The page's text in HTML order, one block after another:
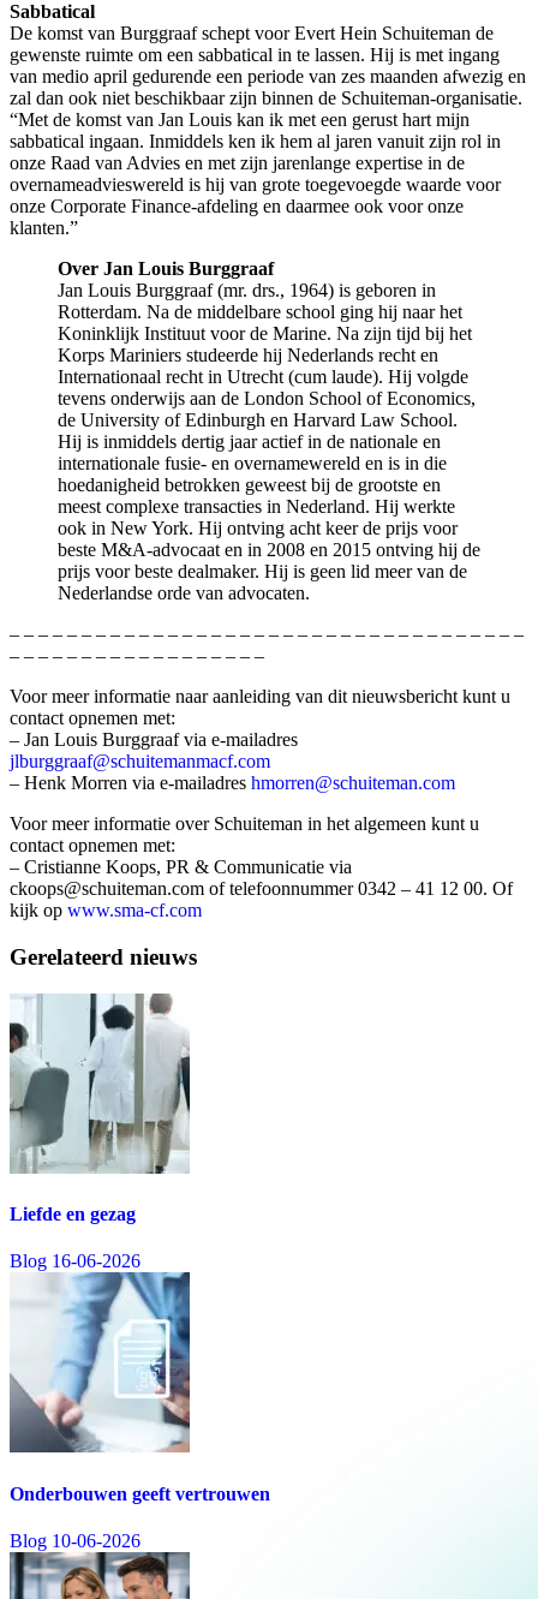
Sabbatical
De komst van Burggraaf schept voor Evert Hein Schuiteman de
gewenste ruimte om een sabbatical in te lassen. Hij is met ingang
van medio april gedurende een periode van zes maanden afwezig en
zal dan ook niet beschikbaar zijn binnen de Schuiteman-organisatie.
“Met de komst van Jan Louis kan ik met een gerust hart mijn
sabbatical ingaan. Inmiddels ken ik hem al jaren vanuit zijn rol in
onze Raad van Advies en met zijn jarenlange expertise in de
overnameadvieswereld is hij van grote toegevoegde waarde voor
onze Corporate Finance-afdeling en daarmee ook voor onze
klanten.”
Over Jan Louis Burggraaf
Jan Louis Burggraaf (mr. drs., 1964) is geboren in
Rotterdam. Na de middelbare school ging hij naar het
Koninklijk Instituut voor de Marine. Na zijn tijd bij het
Korps Mariniers studeerde hij Nederlands recht en
Internationaal recht in Utrecht (cum laude). Hij volgde
tevens onderwijs aan de London School of Economics,
de University of Edinburgh en Harvard Law School.
Hij is inmiddels dertig jaar actief in de nationale en
internationale fusie- en overnamewereld en is in die
hoedanigheid betrokken geweest bij de grootste en
meest complexe transacties in Nederland. Hij werkte
ook in New York. Hij ontving acht keer de prijs voor
beste M&A-advocaat en in 2008 en 2015 ontving hij de
prijs voor beste dealmaker. Hij is geen lid meer van de
Nederlandse orde van advocaten.
– – – – – – – – – – – – – – – – – – – – – – – – – – – – – – – – – – – –
– – – – – – – – – – – – – – – – – –
Voor meer informatie naar aanleiding van dit nieuwsbericht kunt u
contact opnemen met:
– Jan Louis Burggraaf via e-mailadres
jlburggraaf@schuitemanmacf.com
– Henk Morren via e-mailadres hmorren@schuiteman.com
Voor meer informatie over Schuiteman in het algemeen kunt u
contact opnemen met:
– Cristianne Koops, PR & Communicatie via
ckoops@schuiteman.com of telefoonnummer 0342 – 41 12 00. Of
kijk op www.sma-cf.com
Gerelateerd nieuws
Liefde en gezag
Blog 16-06-2026
Onderbouwen geeft vertrouwen
Blog 10-06-2026